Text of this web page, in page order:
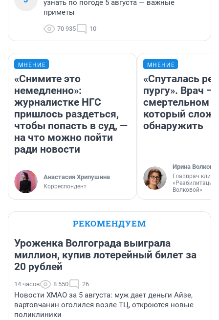
узнать по погоде 5 августа — важные
приметы
70 935 10
МНЕНИЕ
«Снимите это
немедленно»:
журналистке НГС
пришлось раздеться,
чтобы попасть в суд, —
на что можно пойти
ради новости
Анастасия Хрипушина
Корреспондент
МНЕНИЕ
«Спуталась
пургу». Врач —
смертельном
который
обнаружить
Ирина Волкова
Главврач
«Реабилитация
Волковой»
РЕКОМЕНДУЕМ
Уроженка Волгограда выиграла
миллион, купив лотерейный билет за
20 рублей
14 часов 8 550 26
Новости ХМАО за 5 августа: муж дает деньги Айзе,
вартовчанин оголился возле ТЦ, откроются новые
поликлиники